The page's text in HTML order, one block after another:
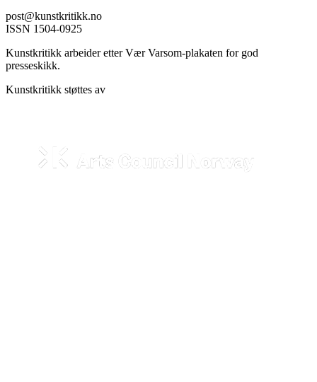
post@kunstkritikk.no
ISSN 1504-0925
Kunstkritikk arbeider etter Vær Varsom-plakaten for god
presseskikk.
Kunstkritikk støttes av